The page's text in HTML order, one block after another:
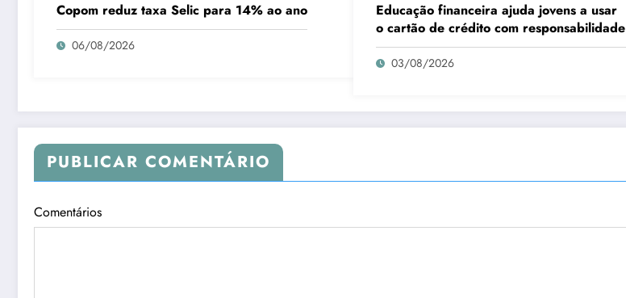
Copom reduz taxa Selic para 14% ao ano
06/08/2026
Educação financeira ajuda jovens a usar
o cartão de crédito com responsabilidade
03/08/2026
PUBLICAR COMENTÁRIO
Comentários